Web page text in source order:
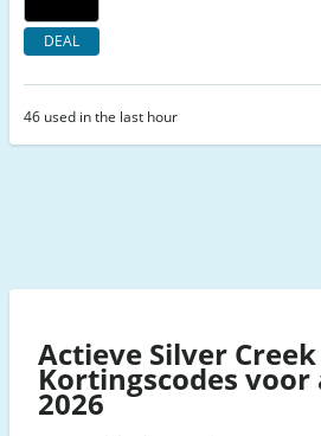
DEAL
46 used in the last hour
Actieve Silver Creek
Kortingscodes voor
2026